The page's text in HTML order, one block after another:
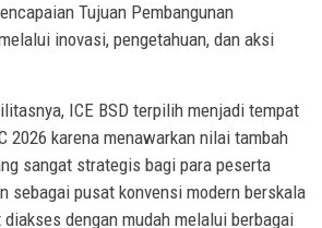
Tujuan Pembangunan
inovasi, pengetahuan, dan aksi
ICE BSD terpilih menjadi tempat
2026 karena menawarkan nilai tambah
sangat strategis bagi para peserta
sebagai pusat konvensi modern berskala
dengan mudah melalui berbagai